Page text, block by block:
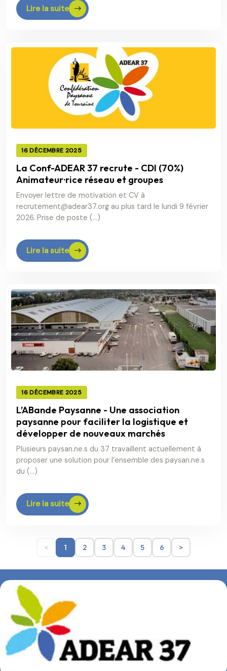
Lire la suite
16 DÉCEMBRE 2025
La Conf-ADEAR 37 recrute - CDI (70%)
Animateur·rice réseau et groupes
Envoyer lettre de motivation et CV à
recrutement@adear37.org au plus tard le lundi 9 février
2026. Prise de poste (…)
Lire la suite
16 DÉCEMBRE 2025
L’ABande Paysanne - Une association
paysanne pour faciliter la logistique et
développer de nouveaux marchés
Plusieurs paysan.ne.s du 37 travaillent actuellement à
proposer une solution pour l’ensemble des paysan.ne.s
du (…)
Lire la suite
< 1 2 3 4 5 6 >